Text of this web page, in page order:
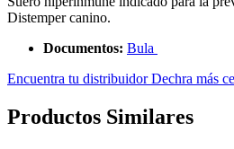
Distemper canino.
Documentos: Bula
Encuentra tu distribuidor Dechra más
Productos Similares